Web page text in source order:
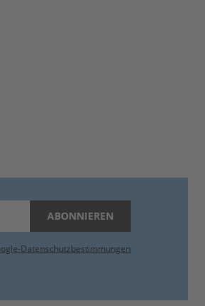
ABONNIEREN
Datenschutzbestimmungen